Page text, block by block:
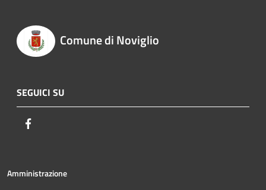
Comune di Noviglio
SEGUICI SU
Amministrazione